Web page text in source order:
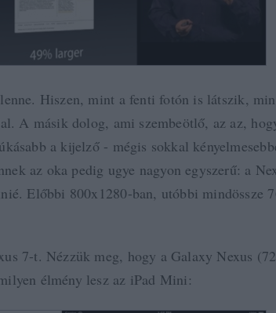
Hiszen, mint a fenti fotón is látszik,
A másik dolog, ami szembeötlő, az az,
a kijelző - mégis sokkal
az oka pedig ugye nagyon egyszerű: a
Előbbi 800x1280-ban, utóbbi mindössze
7-t. Nézzük meg, hogy a Galaxy Nexus
élmény lesz az iPad Mini: